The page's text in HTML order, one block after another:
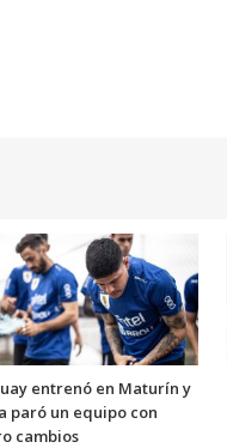
entrenó en Maturín y
paró un equipo con
cambios